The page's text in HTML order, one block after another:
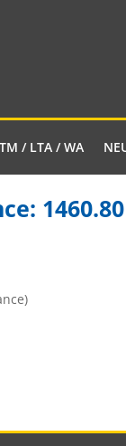
TM / LTA / WA
1460.80